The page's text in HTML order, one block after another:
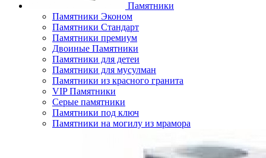
Памятники
Памятники Эконом
Памятники Стандарт
Памятники премиум
Двоиные Памятники
Памятники для детеи
Памятники для мусулман
Памятники из красного гранита
VIP Памятники
Серые памятники
Памятники под ключ
Памятники на могилу из мрамора